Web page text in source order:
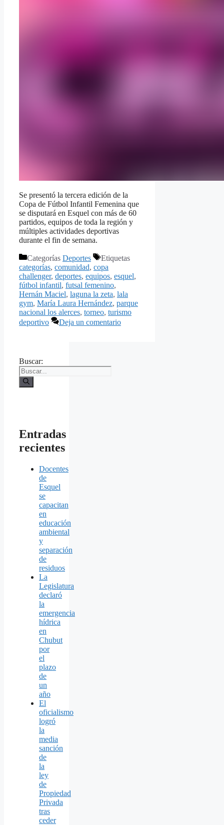
Se presentó la tercera edición de la
Copa de Fútbol Infantil Femenina que
se disputará en Esquel con más de 60
partidos, equipos de toda la región y
múltiples actividades deportivas
durante el fin de semana.
Categorías Deportes
Etiquetas
categorías, comunidad, copa
challenger, deportes, equipos, esquel,
fútbol infantil, futsal femenino,
Hernán Maciel, laguna la zeta, lala
gym, María Laura Hernández, parque
nacional los alerces, torneo, turismo
deportivo
Deja un comentario
Buscar:
Entradas
recientes
Docentes
de
Esquel
se
capacitan
en
educación
ambiental
y
separación
de
residuos
La
Legislatura
declaró
la
emergencia
hídrica
en
Chubut
por
el
plazo
de
un
año
El
oficialismo
logró
la
media
sanción
de
la
ley
de
Propiedad
Privada
tras
ceder